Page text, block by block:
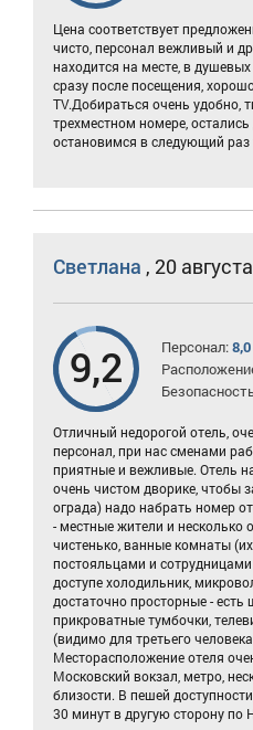
Цена соответствует
чисто, персонал вежливый и
находится на месте, в
сразу после посещения,
TV.Добираться очень удобно,
трехместном номере,
остановимся в следующий
Светлана , 20
9,2 Персонал:8,0
Отличный недорогой отель,
персонал, при нас сменами
приятные и вежливые. Отель
очень чистом дворике, чтобы
ограда) надо набрать номер
- местные жители и несколько
чистенько, ванные комнаты
постояльцами и
доступе холодильник,
достаточно просторные - есть
прикроватные тумбочки,
(видимо для третьего
Месторасположение отеля
Московский вокзал, метро,
близости. В пешей
30 минут в другую сторону по